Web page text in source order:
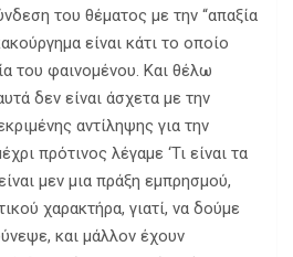
του θέματος με την “απαξία
είναι κάτι το οποίο
του φαινομένου. Και θέλω
δεν είναι άσχετα με την
αντίληψης για την
πρότινος λέγαμε ‘Τι είναι τα
μεν μια πράξη εμπρησμού,
χαρακτήρα, γιατί, να δούμε
και μάλλον έχουν